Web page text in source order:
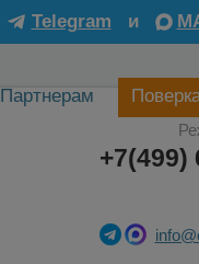
Telegram и
Партнерам
+7(499)